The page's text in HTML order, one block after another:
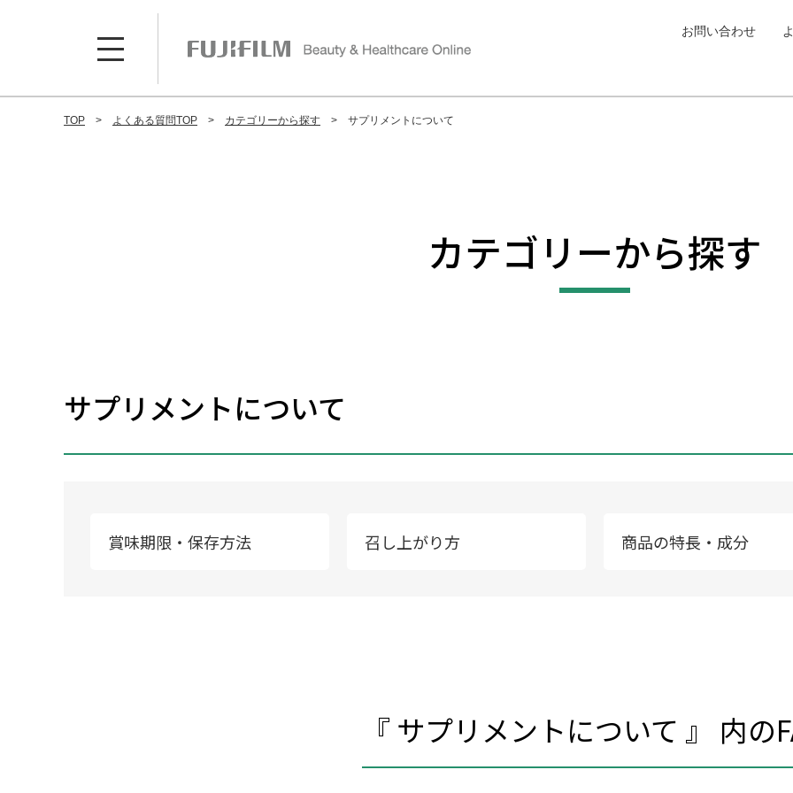
お問い合わせ
TOP よくある質問TOP カテゴリーから探す サプリメントについて
カテゴリーから探す
サプリメントについて
賞味期限・保存方法 召し上がり方 商品の特長・成分
『 サプリメントについて 』 内の